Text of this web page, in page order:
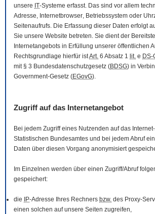
unsere IT-Systeme erfasst. Das sind vor allem
Adresse, Internetbrowser, Betriebssystem oder
Seitenaufrufs. Die Erfassung dieser Daten erfolgt
Sie unsere Website betreten. Sie dient der
Internetangebots in Erfüllung unserer öffentlichen
Rechtsgrundlage hierfür istArt. 6 Absatz 1 lit. e DS-
mit § 3 Bundesdatenschutzgesetz (BDSG) in
Government-Gesetz (EGovG).
Zugriff auf das Internetangebot
Bei jedem Zugriff eines Nutzenden auf das
Statistischen Bundesamtes und bei jedem Abruf
Daten über diesen Vorgang anonymisiert
Im Einzelnen werden über einen Zugriff/Abruf
gespeichert:
die IP-Adresse Ihres Rechners bzw. des Proxy-
einen solchen auf unsere Seiten zugreifen,